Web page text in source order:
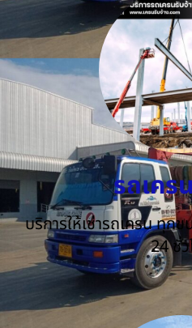
รถเคร
บริการให้เช่ารถเครน ทุก
24 ชั่